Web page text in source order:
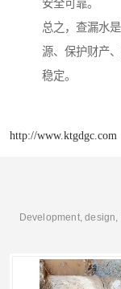
安全可靠。
总之，查漏水
源、保护财产
稳定。
http://www.ktgdgc.com
Development,